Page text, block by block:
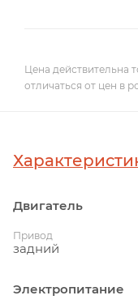
Цена действительна
отличаться от цен в
Двигатель
Привод
задний
Электропитание